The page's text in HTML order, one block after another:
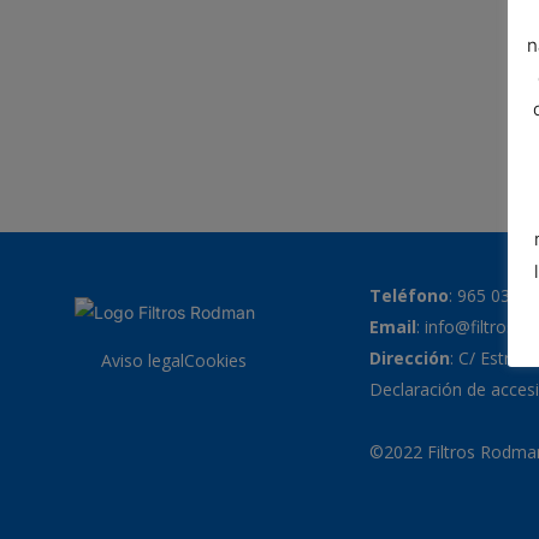
Aviso legalCookies
Teléfono: 965 038
Email:
Dirección: C/
Declaración de
©2022 Filtros